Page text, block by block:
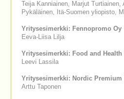
Teija Kanniainen, Marjut
Pykäläinen, Itä-Suomen yliopisto,
Yritysesimerkki: Fennopromo Oy
Eeva-Liisa Lilja
Yritysesimerkki: Food and Health
Leevi Lassila
Yritysesimerkki: Nordic Premium
Arttu Taponen